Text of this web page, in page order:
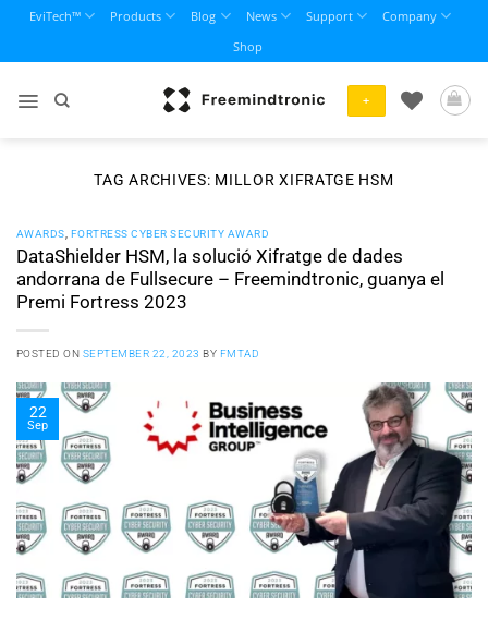
content
EviTech™ Products Blog News Support
Company
Shop
+
TAG ARCHIVES: MILLOR XIFRATGE HSM
AWARDS FORTRESS CYBER SECURITY AWARD
DataShielder HSM, la solució Xifratge de dades
andorrana de Fullsecure – Freemindtronic, guanya el
Premi Fortress 2023
POSTED ON SEPTEMBER 22, 2023 BY FMTAD
22
Sep